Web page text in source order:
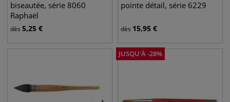
biseautée, série 8060
Raphaël
dès 5,25 €
pointe détail, série 6229
dès 15,95 €
JUSQU'À-28%